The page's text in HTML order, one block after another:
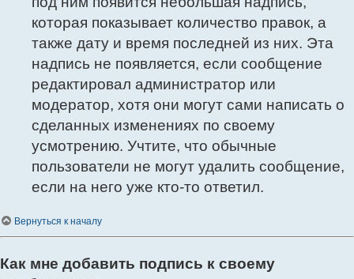
которая показывает количество правок, а
также дату и время последней из них. Эта
надпись не появляется, если сообщение
редактировал администратор или
модератор, хотя они могут сами написать о
сделанных изменениях по своему
усмотрению. Учтите, что обычные
пользователи не могут удалить сообщение,
если на него уже кто-то ответил.
Вернуться к началу
Как мне добавить подпись к своему